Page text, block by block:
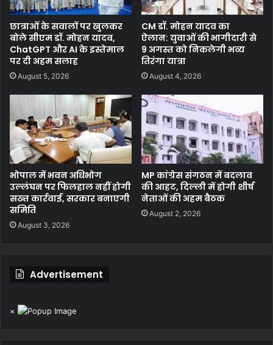
छात्राओं के सवालों पर खुलकर
बोले सीएम डॉ. मोहन यादव,
ChatGPT और AI के इस्तेमाल
पर दी अहम सलाह
August 5, 2026
CM डॉ. मोहन यादव का
ऐलान: युवाओं की भागीदारी से
9 अगस्त को निकलेगी भव्य
तिरंगा यात्रा
August 4, 2026
भोपाल में भवन अधिभोग
उल्लंघन पर फिलहाल नहीं होगी
सख्त कार्रवाई, सरकार बनाएगी
समिति
August 3, 2026
MP कांग्रेस संगठन में बदलाव
की आहट, दिल्ली में होगी शीर्ष
नेताओं की अहम बैठक
August 2, 2026
Advertisement
×